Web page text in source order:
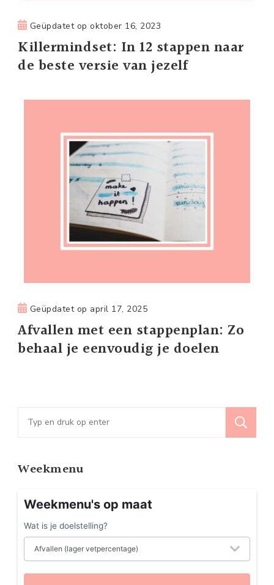
Geüpdatet opoktober 16, 2023
Killermindset: In 12 stappen naar
de beste versie van jezelf
Geüpdatet op april 17, 2025
Afvallen met een stappenplan: Zo
behaal je eenvoudig je doelen
Zoeken
naar:
Weekmenu
Weekmenu's op maat
Wat is je doelstelling?